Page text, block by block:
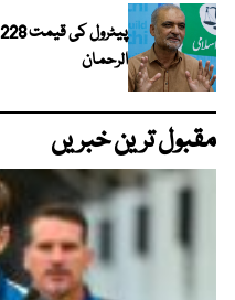
الرحمان
مقبول ترین خبریں